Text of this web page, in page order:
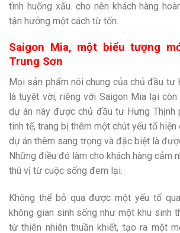
tình huống xấu. cho nên khách hàng
tận hưởng một cách từ tốn.
Saigon Mia, một biểu tượng
Trung Sơn
Mọi sản phẩm nói chung của chủ đầu tư
là tuyệt vời, riêng với Saigon Mia lại
dự án này được chủ đầu tư Hưng Thịnh
tinh tế, trang bị thêm một chút yếu tố
dự án thêm sang trọng và đặc biệt là
Những điều đó làm cho khách hàng cảm
thú vị từ cuộc sống đem lại.
Không thể bỏ qua được một yếu tố
không gian sinh sống như một khu sinh
từ thiên nhiên thuần khiết, tạo ra một